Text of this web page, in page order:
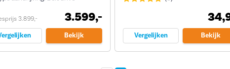
3.899,- 3.599,-
Bekijk Vergelijken Bekijk